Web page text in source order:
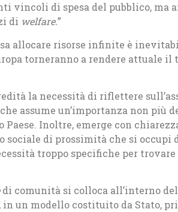
vincoli di spesa del pubblico, ma
di welfare.”
allocare risorse infinite è
torneranno a rendere attuale
la necessità di riflettere
assume un’importanza non più
Inoltre, emerge con
di prossimità che si occupi
troppo specifiche per
di comunità si colloca all’interno
in un modello costituito da Stato,